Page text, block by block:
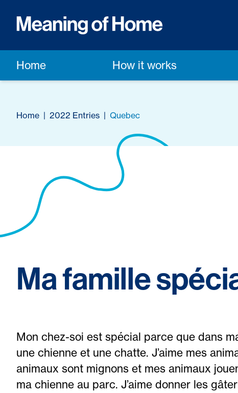
Home How it works
Home | 2022 Entries | Quebec
Ma famille
Mon chez-soi est spécial parce que dans
une chienne et une chatte. J’aime mes
animaux sont mignons et mes animaux
ma chienne au parc. J’aime donner les